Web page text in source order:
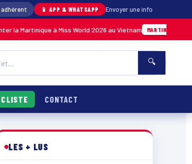
adhérent 📱 APP & WHATSAPP Envoyer une info
à Miss World 2026 au Vietnam MARTINIQUE 05/08 ·
🔍
CONTACT
LES + LUS